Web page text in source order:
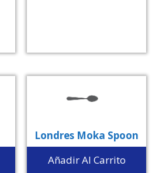
Londres Moka Spoon
Añadir Al Carrito